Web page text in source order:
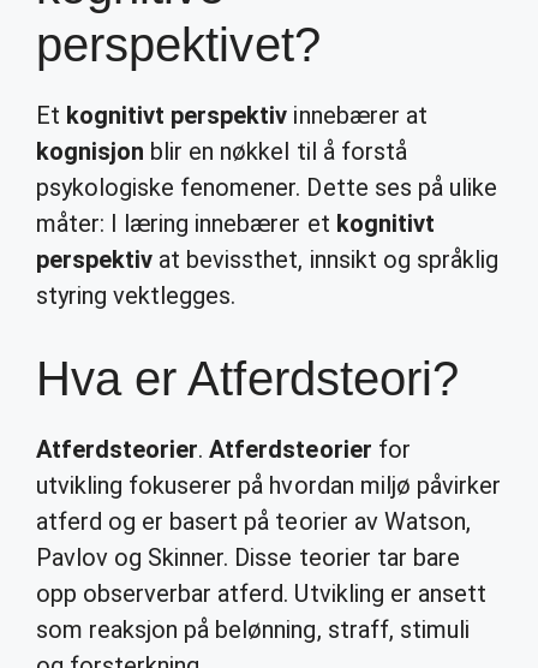
perspektivet?
Et kognitivt perspektiv innebærer at
kognisjon blir en nøkkel til å forstå
psykologiske fenomener. Dette ses på ulike
måter: I læring innebærer et kognitivt
perspektiv at bevissthet, innsikt og språklig
styring vektlegges.
Hva er Atferdsteori?
Atferdsteorier.Atferdsteorier for
utvikling fokuserer på hvordan miljø påvirker
atferd og er basert på teorier av Watson,
Pavlov og Skinner. Disse teorier tar bare
opp observerbar atferd. Utvikling er ansett
som reaksjon på belønning, straff, stimuli